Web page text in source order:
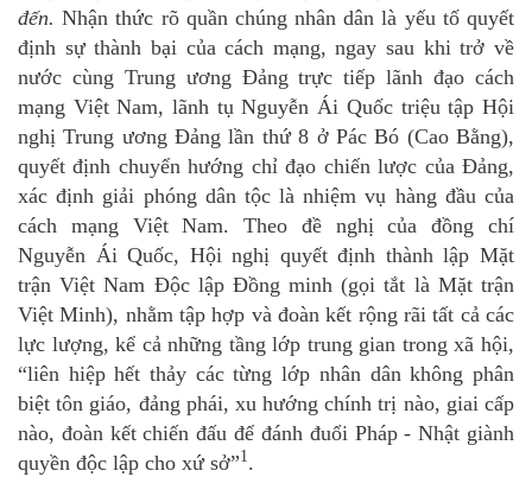
đến. Nhận thức rõ quần chúng nhân dân là yếu tố quyết
định sự thành bại của cách mạng, ngay sau khi trở về
nước cùng Trung ương Đảng trực tiếp lãnh đạo cách
mạng Việt Nam, lãnh tụ Nguyễn Ái Quốc triệu tập Hội
nghị Trung ương Đảng lần thứ 8 ở Pác Bó (Cao Bằng),
quyết định chuyển hướng chỉ đạo chiến lược của Đảng,
xác định giải phóng dân tộc là nhiệm vụ hàng đầu của
cách mạng Việt Nam. Theo đề nghị của đồng chí
Nguyễn Ái Quốc, Hội nghị quyết định thành lập Mặt
trận Việt Nam Độc lập Đồng minh (gọi tắt là Mặt trận
Việt Minh), nhằm tập hợp và đoàn kết rộng rãi tất cả các
lực lượng, kể cả những tầng lớp trung gian trong xã hội,
“liên hiệp hết thảy các từng lớp nhân dân không phân
biệt tôn giáo, đảng phái, xu hướng chính trị nào, giai cấp
nào, đoàn kết chiến đấu để đánh đuổi Pháp - Nhật giành
quyền độc lập cho xứ sở”1.